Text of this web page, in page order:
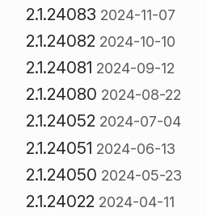
2.1.24083 2024-11-07
2.1.24082 2024-10-10
2.1.24081 2024-09-12
2.1.24080 2024-08-22
2.1.24052 2024-07-04
2.1.24051 2024-06-13
2.1.24050 2024-05-23
2.1.24022 2024-04-11